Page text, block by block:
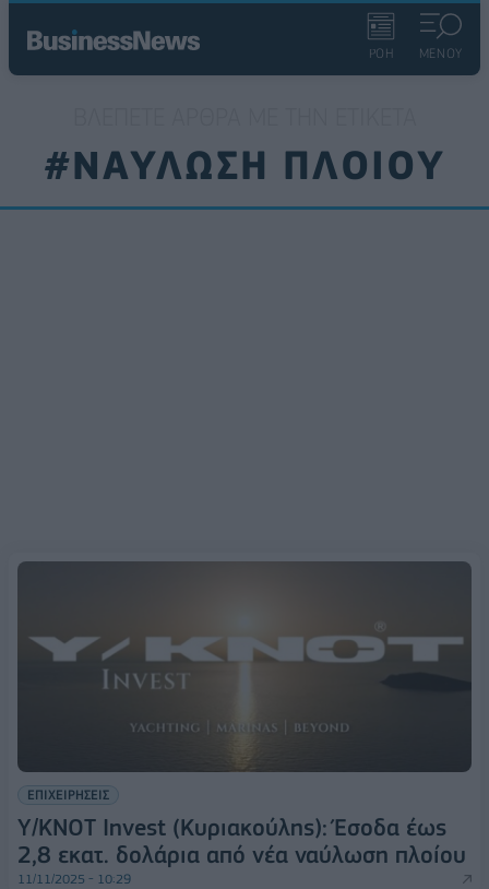
ΡΟΗ ΜΕΝΟΥ
#ΝΑΥΛΩΣΗ ΠΛΟΙΟΥ
ΕΠΙΧΕΙΡΗΣΕΙΣ
Y/KNOT Invest (Κυριακούλης): Έσοδα έως
2,8 εκατ. δολάρια από νέα ναύλωση πλοίου
11/11/2025 - 10:29